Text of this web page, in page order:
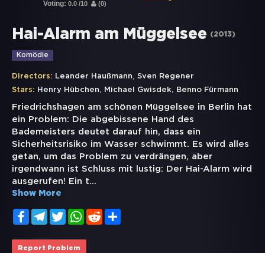
Voting: 0.0 /10 (0)
Hai-Alarm am Müggelsee (2013)
Komödie
Directors: Leander Haußmann, Sven Regener
Stars: Henry Hübchen, Michael Gwisdek, Benno Fürmann
Friedrichshagen am schönen Müggelsee in Berlin hat
ein Problem: Die abgebissene Hand des
Bademeisters deutet darauf hin, dass ein
Sicherheitsrisiko im Wasser schwimmt. Es wird alles
getan, um das Problem zu verdrängen, aber
irgendwann ist Schluss mit lustig: Der Hai-Alarm wird
ausgerufen! Ein t...
Show More
FacebookTelegramTwitterWhatsApp
Reddit
Report Problem